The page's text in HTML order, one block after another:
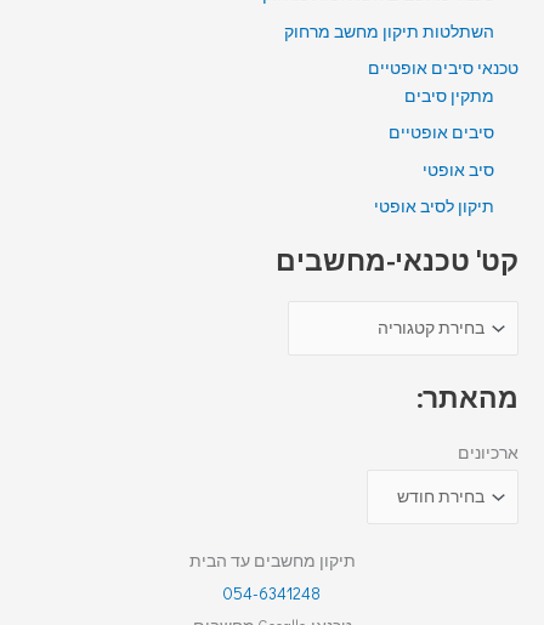
השתלטות תיקון מחשב מרחוק
טכנאי סיבים אופטיים
מתקין סיבים
סיבים אופטיים
סיב אופטי
תיקון לסיב אופטי
קט' טכנאי-מחשבים
מהאתר:
ארכיונים
תיקון מחשבים עד הבית
054-6341248